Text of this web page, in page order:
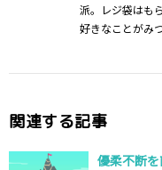
派。レジ袋はも
好きなことがみ
関連する記事
優柔不断